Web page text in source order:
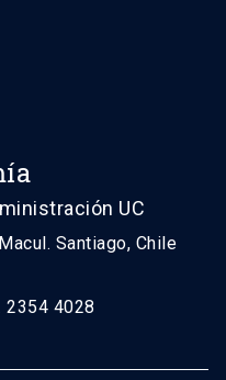
UC
Santiago, Chile
2354 4028